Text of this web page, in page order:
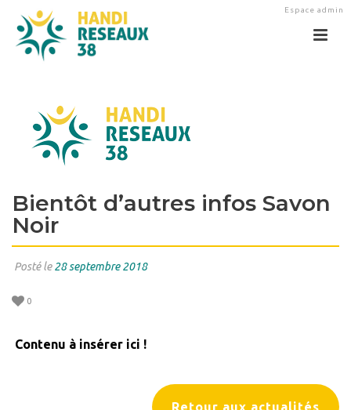
Espace admin
Bientôt d’autres infos Savon
Noir
Posté le28 septembre 2018
0
Retour aux actualités
Contenu à insérer ici !